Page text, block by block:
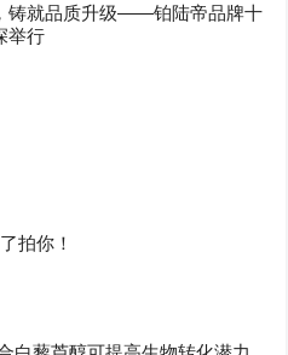
铸就品质升级——铂陆帝品牌十
举行
拍你！